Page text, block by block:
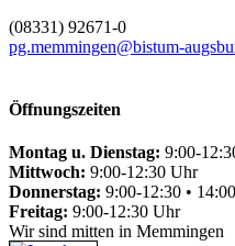
(08331) 92671-0
pg.memmingen@bistum-
Öffnungszeiten
Montag u. Dienstag: 9:00-
Mittwoch: 9:00-12:30 Uhr
Donnerstag: 9:00-12:30 •
Freitag: 9:00-12:30 Uhr
Wir sind mitten in Memmingen